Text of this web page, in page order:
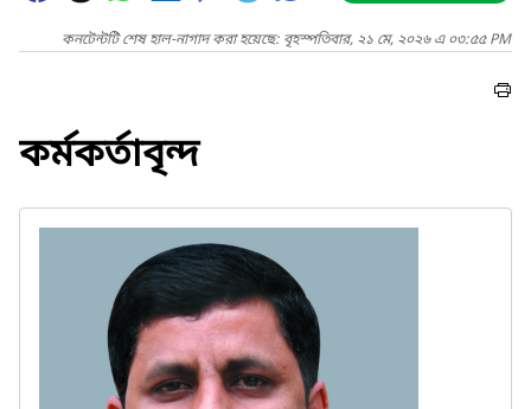
কনটেন্টটি শেষ হাল-নাগাদ করা হয়েছে: বৃহস্পতিবার, ২১ মে, ২০২৬ এ ০৩:৫৫ PM
কর্মকর্তাবৃন্দ